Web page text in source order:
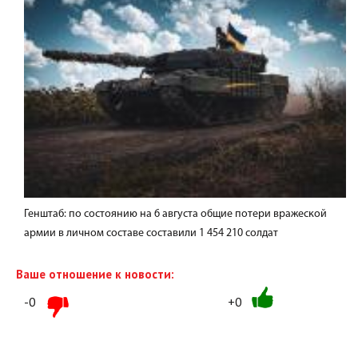
Генштаб: по состоянию на 6 августа общие потери вражеской
армии в личном составе составили 1 454 210 солдат
Ваше отношение к новости:
-0 +0